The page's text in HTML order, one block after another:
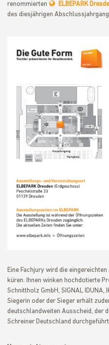
renommierten
ELBEPARK
des diesjährigen
Eine Fachjury wird die
küren. Ihnen winken hochdotierte
Schnittholz GmbH, SIGNAL IDUNA,
Siegerin oder der Sieger erhält
deutschlandweiten Ausscheid, der
Schreiner Deutschland